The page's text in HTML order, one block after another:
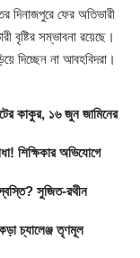
দিনাজপুরে ফের অতিভারী
বৃষ্টির সম্ভাবনা রয়েছে।
দিচ্ছেন না আবহবিদরা।
কাকুর, ১৬ জুন জামিনের
শিক্ষিকার অভিযোগে
সুজিত-রথীন
চ্যালেঞ্জ তৃণমূল